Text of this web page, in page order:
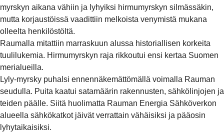
myrskyn aikana vähiin ja lyhyiksi hirmumyrskyn silmässäkin,
mutta korjaustöissä vaadittiin melkoista venymistä mukana
olleelta henkilöstöltä.
Raumalla mitattiin marraskuun alussa historiallisen korkeita
tuulilukemia. Hirmumyrskyn raja rikkoutui ensi kertaa Suomen
merialueilla.
Lyly-myrsky puhalsi ennennäkemättömällä voimalla Rauman
seudulla. Puita kaatui satamäärin rakennusten, sähkölinjojen ja
teiden päälle. Siitä huolimatta Rauman Energia Sähköverkon
alueella sähkökatkot jäivät verrattain vähäisiksi ja pääosin
lyhytaikaisiksi.